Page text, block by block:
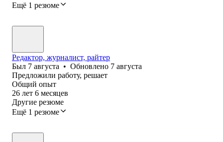
Ещё 1 резюме
Редактор, журналист, райтер
Был 7 августа • Обновлено 7 августа
Предложили работу, решает
Общий опыт
26 лет 6 месяцев
Другие резюме
Ещё 1 резюме